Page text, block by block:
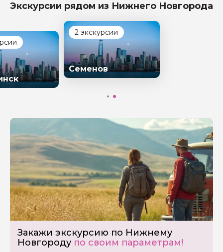
Экскурсии рядом из Нижнего Новгорода
2 экскурсии
Семенов
Закажи экскурсию по Нижнему
Новгороду по своим параметрам!